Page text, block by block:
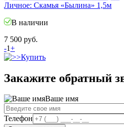
Личное: Скамья «Былина» 1,5м
В наличии
7 500 руб.
-1+
Купить
Закажите обратный
Ваше имя
Телефон